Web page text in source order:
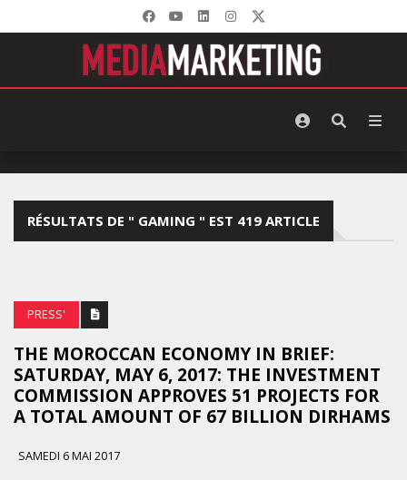
RÉSULTATS DE " GAMING " EST 419 ARTICLE
PRESS'
THE MOROCCAN ECONOMY IN BRIEF:
SATURDAY, MAY 6, 2017: THE INVESTMENT
COMMISSION APPROVES 51 PROJECTS FOR
A TOTAL AMOUNT OF 67 BILLION DIRHAMS
SAMEDI 6 MAI 2017